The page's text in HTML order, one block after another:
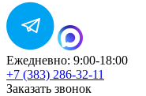
Ежедневно: 9:00-18:00
+7 (383) 286-32-11
Заказать звонок